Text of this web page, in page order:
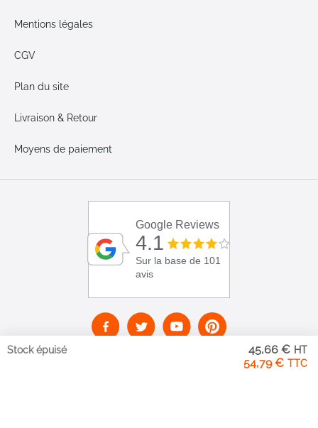
54,79 €
45,66 €
Stock épuisé
Mentions légales
CGV
Plan du site
Livraison & Retour
Moyens de paiement
Google Reviews
4.1
Sur la base de 101
avis